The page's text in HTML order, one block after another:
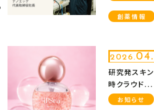
創薬情報
2026.
研究発スキ
時クラウド...
お知らせ